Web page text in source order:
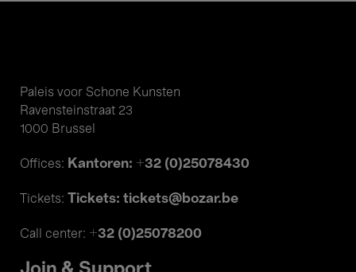
Paleis voor Schone Kunsten
Ravensteinstraat 23
1000 Brussel
Offices: Kantoren: +32 (0)25078430
Tickets: Tickets: tickets@bozar.be
Call center: +32 (0)25078200